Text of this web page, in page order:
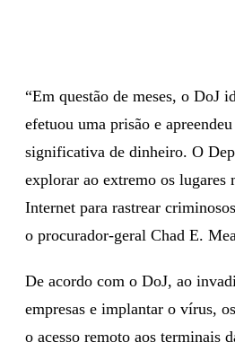
“Em questão de meses, o DoJ
efetuou uma prisão e
significativa de dinheiro. O
explorar ao extremo os lugares
Internet para rastrear
o procurador-geral Chad E.
De acordo com o DoJ, ao
empresas e implantar o vírus, os
o acesso remoto aos terminais